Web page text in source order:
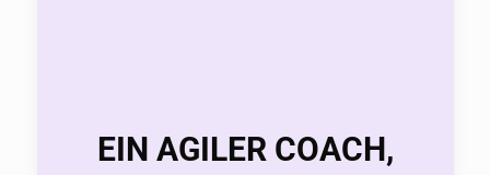
EIN AGILER COACH,